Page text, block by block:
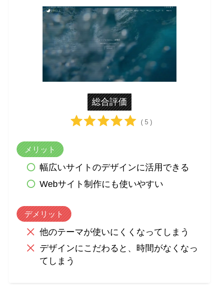
総合評価
( 5 )
メリット
幅広いサイトのデザインに活用できる
Webサイト制作にも使いやすい
デメリット
他のテーマが使いにくくなってしまう
デザインにこだわると、時間がなくなっ
てしまう